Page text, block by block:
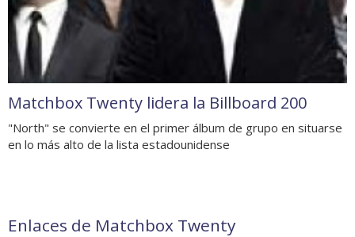
Matchbox Twenty lidera la Billboard 200
"North" se convierte en el primer álbum de grupo en situarse
en lo más alto de la lista estadounidense
Enlaces de Matchbox Twenty